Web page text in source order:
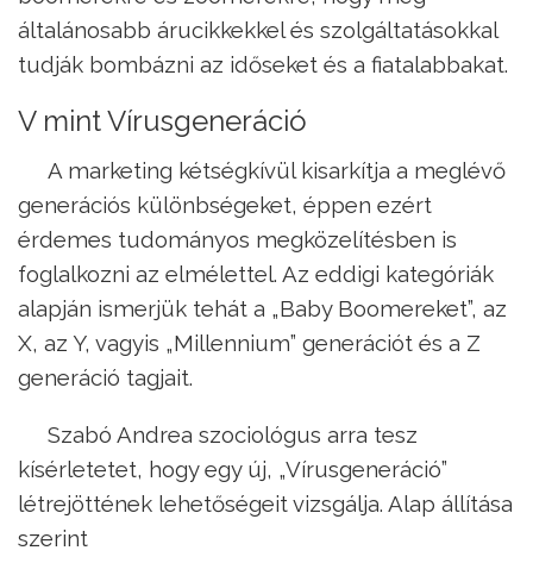
általánosabb árucikkekkel és szolgáltatásokkal
tudják bombázni az időseket és a fiatalabbakat.
V mint Vírusgeneráció
A marketing kétségkívül kisarkítja a meglévő
generációs különbségeket, éppen ezért
érdemes tudományos megközelítésben is
foglalkozni az elmélettel. Az eddigi kategóriák
alapján ismerjük tehát a „Baby Boomereket”, az
X, az Y, vagyis „Millennium” generációt és a Z
generáció tagjait.
Szabó Andrea szociológus arra tesz
kísérletetet, hogy egy új, „Vírusgeneráció”
létrejöttének lehetőségeit vizsgálja. Alap állítása
szerint